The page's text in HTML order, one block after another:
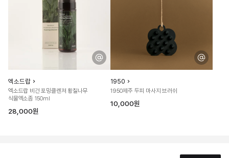
엑소드랍
엑소드랍 비건 포밍클렌져 황칠나무
식물엑소좀 150ml
28,000원
1950
1950제주 두피 마사지 브러쉬
10,000원